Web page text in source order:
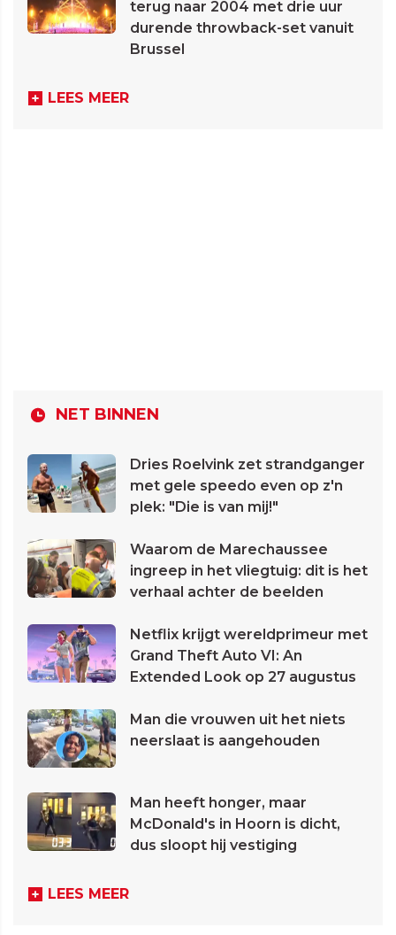
terug naar 2004 met drie uur
durende throwback-set vanuit
Brussel
LEES MEER
NET BINNEN
Dries Roelvink zet strandganger
met gele speedo even op z'n
plek: "Die is van mij!"
Waarom de Marechaussee
ingreep in het vliegtuig: dit is het
verhaal achter de beelden
Netflix krijgt wereldprimeur met
Grand Theft Auto VI: An
Extended Look op 27 augustus
Man die vrouwen uit het niets
neerslaat is aangehouden
Man heeft honger, maar
McDonald's in Hoorn is dicht,
dus sloopt hij vestiging
LEES MEER